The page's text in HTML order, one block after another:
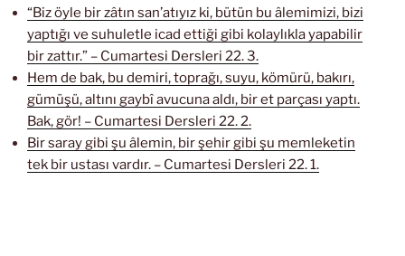
“Biz öyle bir zâtın san’atıyız ki, bütün bu âlemimizi, bizi
yaptığı ve suhuletle icad ettiği gibi kolaylıkla yapabilir
bir zattır.” – Cumartesi Dersleri 22. 3.
Hem de bak, bu demiri, toprağı, suyu, kömürü, bakırı,
gümüşü, altını gaybî avucuna aldı, bir et parçası yaptı.
Bak, gör! – Cumartesi Dersleri 22. 2.
Bir saray gibi şu âlemin, bir şehir gibi şu memleketin
tek bir ustası vardır. – Cumartesi Dersleri 22. 1.